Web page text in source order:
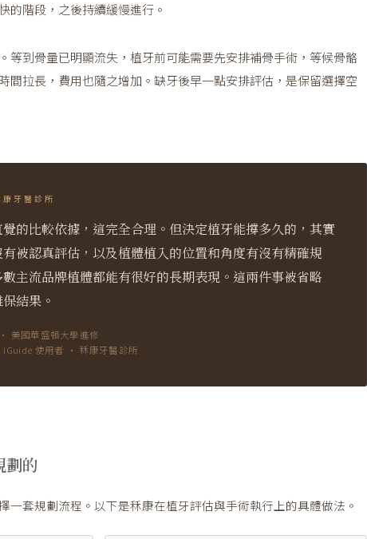
的階段，之後持續緩慢進行。
等到骨量已明顯流失，植牙前可能需要先安排補骨手術，等候骨骼
間拉長，費用也隨之增加。缺牙後早一點安排評估，是保留選擇空
牙醫診所
的比較依據，這完全合理。但決定植牙能撐多久的，其實
被認真評估，以及植體植入的位置和角度有沒有精確規
主流品牌植體都能有很好的長期表現。這兩件事被省略
結果。
美國華盛頓大學進修
iGuide 使用者 · 秝康牙醫診所
劃的
一套規劃流程。以下是秝康在植牙評估與手術執行上的具體做法。